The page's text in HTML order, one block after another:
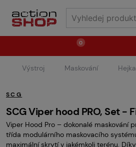
0
Zbraně Střelivo / plyny
Náhradní díly / upgrade
Výstroj Oblečení / boty
Výstroj Maskování
SCG
SCG Viper hood PRO, Set -
Viper Hood Pro – dokonalé maskování
třída modulárního maskovacího
maximální skrytí v jakémkoli terénu.